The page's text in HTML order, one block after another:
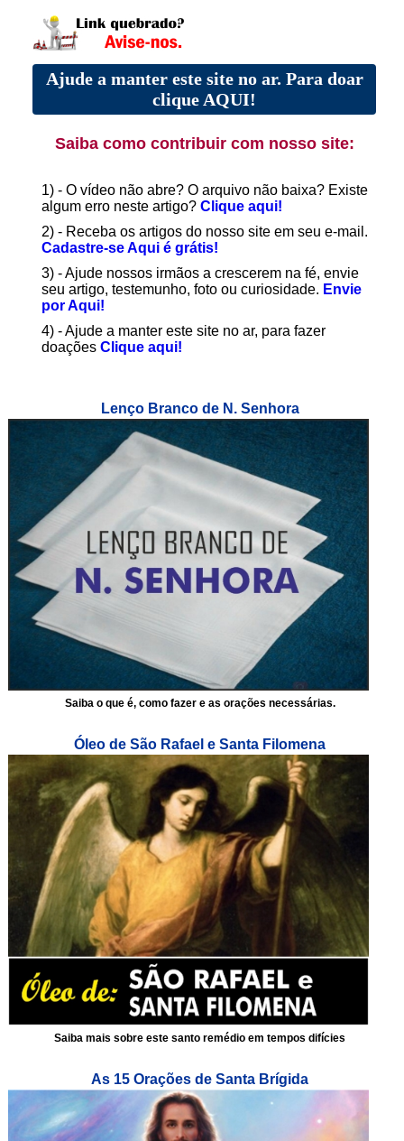
Ajude a manter este site no ar. Para doar
clique AQUI!
Saiba como contribuir com nosso site:
1) - O vídeo não abre? O arquivo não baixa? Existe
algum erro neste artigo? Clique aqui!
2) - Receba os artigos do nosso site em seu e-mail.
Cadastre-se Aqui é grátis!
3) - Ajude nossos irmãos a crescerem na fé, envie
seu artigo, testemunho, foto ou curiosidade. Envie
por Aqui!
4) - Ajude a manter este site no ar, para fazer
doações Clique aqui!
Lenço Branco de N. Senhora
Saiba o que é, como fazer e as orações necessárias.
Óleo de São Rafael e Santa Filomena
Saiba mais sobre este santo remédio em tempos difícies
As 15 Orações de Santa Brígida